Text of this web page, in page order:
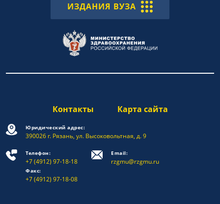
ИЗДАНИЯ ВУЗА
Контакты Карта сайта
Юридический адрес:
390026 г. Рязань, ул. Высоковольтная, д. 9
Телефон:
+7 (4912) 97-18-18
Факс:
+7 (4912) 97-18-08
Email:
rzgmu@rzgmu.ru